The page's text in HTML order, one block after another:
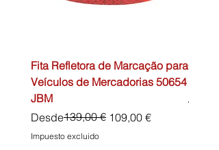
Fita Refletora de Marcação para
Veículos de Mercadorias 50654
JBM
Desde
Precio139,00 € 109,00 €
Precio de oferta
Impuesto excluido
Precio
45,00 €